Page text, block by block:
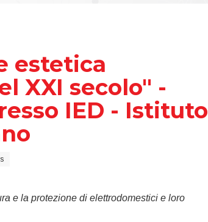
estetica
XXI secolo" -
IED - Istituto
e la protezione di elettrodomestici e loro